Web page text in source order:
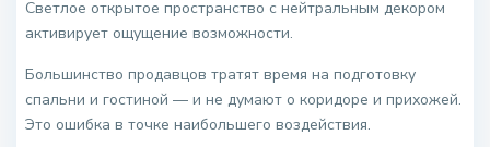
Светлое открытое пространство с нейтральным декором
активирует ощущение возможности.
Большинство продавцов тратят время на подготовку
спальни и гостиной — и не думают о коридоре и прихожей.
Это ошибка в точке наибольшего воздействия.